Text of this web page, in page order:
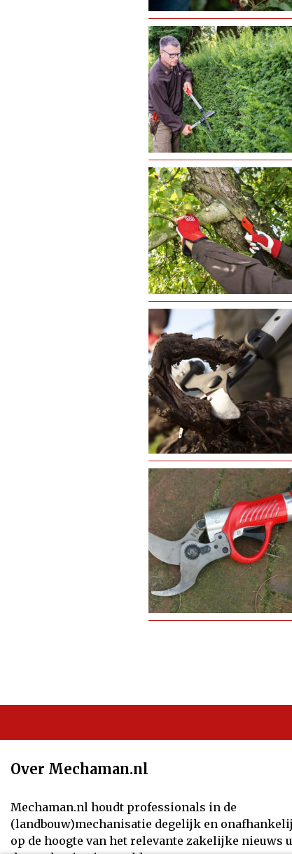
Over Mechaman.nl
Mechaman.nl houdt professionals in de
(landbouw)mechanisatie degelijk en
op de hoogte van het relevante zakelijke nieuws